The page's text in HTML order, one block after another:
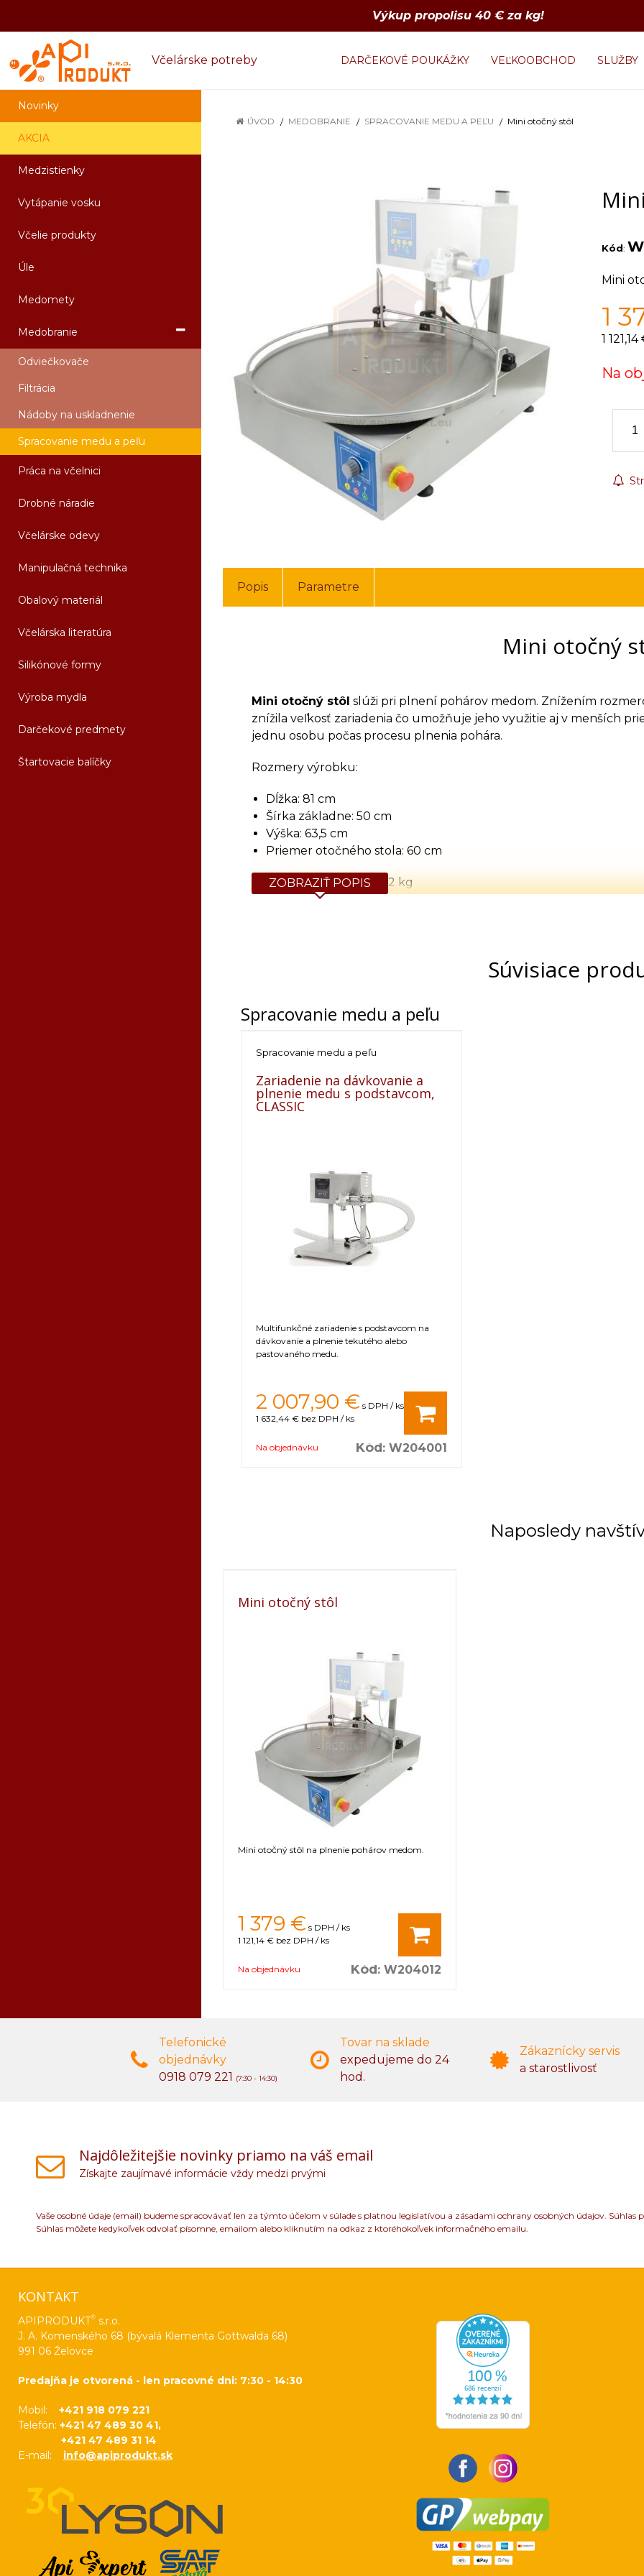
Výkup propolisu 40 € za kg!
Včelárske potreby DARČEKOVÉ POUKÁŽKY VEĽKOOBCHOD SLUŽBY
Novinky
AKCIA
Medzistienky
Vytápanie vosku
Včelie produkty
Úle
Medomety
Medobranie
Odviečkovače
Filtrácia
Nádoby na uskladnenie
Spracovanie medu a peľu
Práca na včelnici
Drobné náradie
Včelárske odevy
Manipulačná technika
Obalový materiál
Včelárska literatúra
Silikónové formy
Výroba mydla
Darčekové predmety
Štartovacie balíčky
ÚVOD MEDOBRANIE SPRACOVANIE MEDU A PEĽU Mini otočný stôl
Kód:
Mini
1
1 121,14
Na
Popis Parametre
Mini otočný
Mini otočný stôl slúži pri plnení pohárov medom. Znížením
znížila veľkosť zariadenia čo umožňuje jeho využitie aj v menších
jednu osobu počas procesu plnenia pohára.
Rozmery výrobku:
Dĺžka: 81 cm
Šírka základne: 50 cm
Výška: 63,5 cm
Priemer otočného stola: 60 cm
Orientačná hmotnosť: 42 kg
ZOBRAZIŤ POPIS
Súvisiace
Spracovanie medu a peľu
Spracovanie medu a peľu
Zariadenie na dávkovanie a
plnenie medu s podstavcom,
CLASSIC
Multifunkčné zariadenie s podstavcom na
dávkovanie a plnenie tekutého alebo
pastovaného medu.
2 007,90 € s DPH / ks
1 632,44 € bez DPH / ks
Na objednávku Kód: W204001
Naposledy
Mini otočný stôl
Mini otočný stôl na plnenie pohárov medom.
1 379 € s DPH / ks
1 121,14 € bez DPH / ks
Na objednávku Kód: W204012
Telefonické
objednávky
0918 079 221 (7:30 - 14:30)
Tovar na sklade
expedujeme do 24
hod.
Zákaznícky servis
a starostlivosť
Najdôležitejšie novinky priamo na váš email
Získajte zaujímavé informácie vždy medzi prvými
Vaše osobné údaje (email) budeme spracovávať len za týmto účelom v súlade s platnou legislatívou a zásadami ochrany osobných údajov.
Súhlas môžete kedykoľvek odvolať písomne, emailom alebo kliknutím na odkaz z ktoréhokoľvek informačného emailu.
KONTAKT
APIPRODUKT® s.r.o.
J. A. Komenského 68 (bývalá Klementa Gottwalda 68)
991 06 Želovce
Predajňa je otvorená - len pracovné dni: 7:30 - 14:30
Mobil: +421 918 079 221
Telefón: +421 47 489 30 41,
+421 47 489 31 14
E-mail: info@apiprodukt.sk